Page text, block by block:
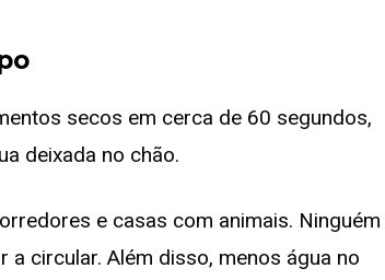
secos em cerca de 60 segundos,
deixada no chão.
e casas com animais. Ninguém
circular. Além disso, menos água no